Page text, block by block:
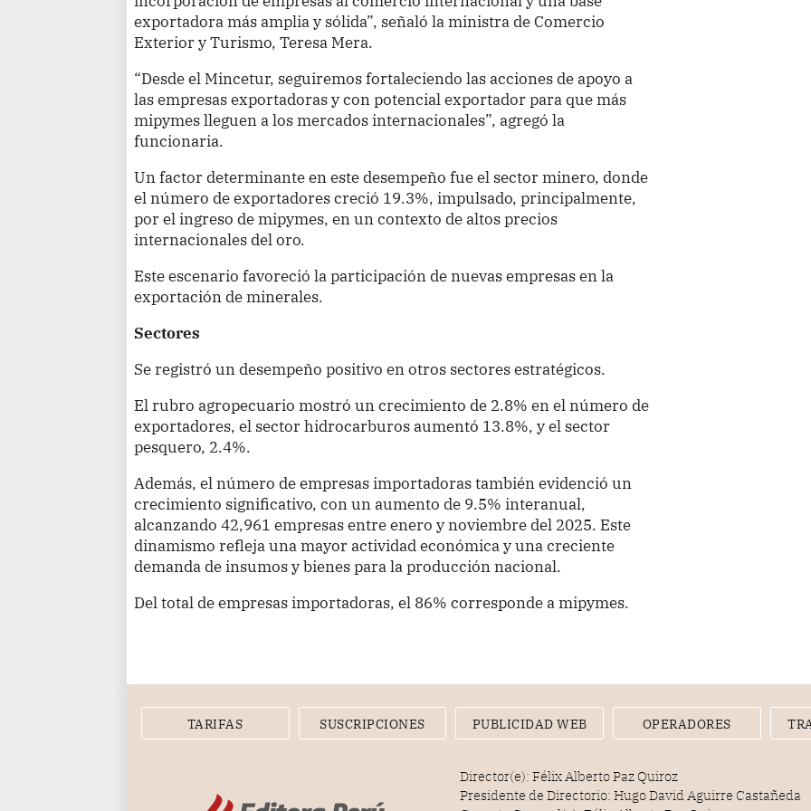
exportadora más amplia y sólida”, señaló la ministra de Comercio
Exterior y Turismo, Teresa Mera.
“Desde el Mincetur, seguiremos fortaleciendo las acciones de apoyo a
las empresas exportadoras y con potencial exportador para que más
mipymes lleguen a los mercados internacionales”, agregó la
funcionaria.
Un factor determinante en este desempeño fue el sector minero, donde
el número de exportadores creció 19.3%, impulsado, principalmente,
por el ingreso de mipymes, en un contexto de altos precios
internacionales del oro.
Este escenario favoreció la participación de nuevas empresas en la
exportación de minerales.
Sectores
Se registró un desempeño positivo en otros sectores estratégicos.
El rubro agropecuario mostró un crecimiento de 2.8% en el número de
exportadores, el sector hidrocarburos aumentó 13.8%, y el sector
pesquero, 2.4%.
Además, el número de empresas importadoras también evidenció un
crecimiento significativo, con un aumento de 9.5% interanual,
alcanzando 42,961 empresas entre enero y noviembre del 2025. Este
dinamismo refleja una mayor actividad económica y una creciente
demanda de insumos y bienes para la producción nacional.
Del total de empresas importadoras, el 86% corresponde a mipymes.
TARIFAS SUSCRIPCIONES PUBLICIDAD WEB OPERADORES
Director(e): Félix Alberto Paz Quiroz
Presidente de Directorio: Hugo David Aguirre Castañeda